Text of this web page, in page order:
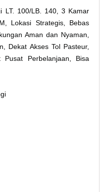
LT. 100/LB. 140, 3 Kamar
Lokasi Strategis, Bebas
Aman dan Nyaman,
Dekat Akses Tol Pasteur,
Perbelanjaan, Bisa